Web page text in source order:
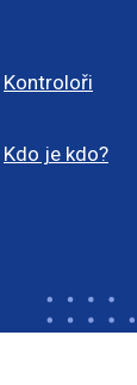
Kontroloři
Kdo je kdo?